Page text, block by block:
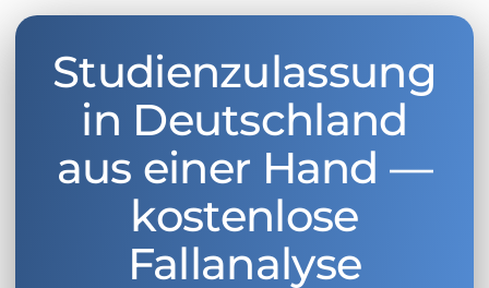
Studienzulassung
in Deutschland
aus einer Hand —
kostenlose
Fallanalyse